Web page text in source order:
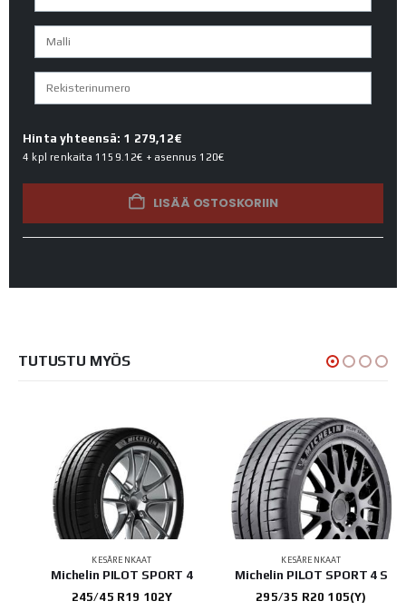
Hinta yhteensä: 1 279,12€
4 kpl renkaita 1159.12€ + asennus 120€
LISÄÄ OSTOSKORIIN
TUTUSTU MYÖS
KESÄRENKAAT
Michelin PILOT SPORT 4
245/45 R19 102Y
KESÄRENKAAT
Michelin PILOT SPORT 4 S
295/35 R20 105(Y)